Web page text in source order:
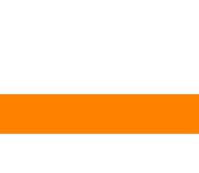
2026